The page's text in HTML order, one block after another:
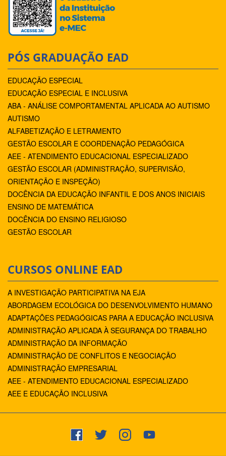
PÓS GRADUAÇÃO EAD
EDUCAÇÃO ESPECIAL
EDUCAÇÃO ESPECIAL E INCLUSIVA
ABA - ANÁLISE COMPORTAMENTAL APLICADA AO AUTISMO
AUTISMO
ALFABETIZAÇÃO E LETRAMENTO
GESTÃO ESCOLAR E COORDENAÇÃO PEDAGÓGICA
AEE - ATENDIMENTO EDUCACIONAL ESPECIALIZADO
GESTÃO ESCOLAR (ADMINISTRAÇÃO, SUPERVISÃO,
ORIENTAÇÃO E INSPEÇÃO)
DOCÊNCIA DA EDUCAÇÃO INFANTIL E DOS ANOS INICIAIS
ENSINO DE MATEMÁTICA
DOCÊNCIA DO ENSINO RELIGIOSO
GESTÃO ESCOLAR
CURSOS ONLINE EAD
A INVESTIGAÇÃO PARTICIPATIVA NA EJA
ABORDAGEM ECOLÓGICA DO DESENVOLVIMENTO HUMANO
ADAPTAÇÕES PEDAGÓGICAS PARA A EDUCAÇÃO INCLUSIVA
ADMINISTRAÇÃO APLICADA À SEGURANÇA DO TRABALHO
ADMINISTRAÇÃO DA INFORMAÇÃO
ADMINISTRAÇÃO DE CONFLITOS E NEGOCIAÇÃO
ADMINISTRAÇÃO EMPRESARIAL
AEE - ATENDIMENTO EDUCACIONAL ESPECIALIZADO
AEE E EDUCAÇÃO INCLUSIVA